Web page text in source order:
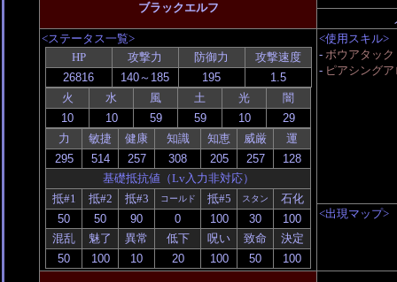
ブラックエルフ
<ステータス一覧>
HP
攻撃力 防御力 攻撃速度
火 水 風 土 光 闇
力 敏捷 健康 知識 知恵 威厳 運
基礎抵抗値（Lv入力非対応）
抵#1
抵#2 抵#3 コールド 抵#5 スタン 石化
混乱 魅了 異常 低下 呪い 致命 決定
<使用スキル>
- ボウアタック
- ピアシング
<出現マップ>